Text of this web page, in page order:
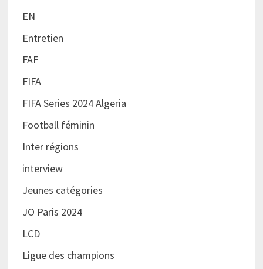
EN
Entretien
FAF
FIFA
FIFA Series 2024 Algeria
Football féminin
Inter régions
interview
Jeunes catégories
JO Paris 2024
LCD
Ligue des champions